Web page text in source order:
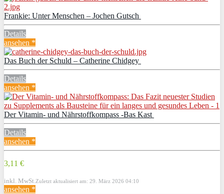
Frankie: Unter Menschen – Jochen Gutsch
Details
ansehen *
Das Buch der Schuld – Catherine Chidgey
Details
ansehen *
Der Vitamin- und Nährstoffkompass -Bas Kast
Details
ansehen *
3,11 €
inkl. MwSt. Zuletzt aktualisiert am: 29. März 2026 04:10
ansehen *